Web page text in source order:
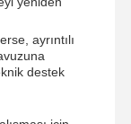
ayrıntılı
destek